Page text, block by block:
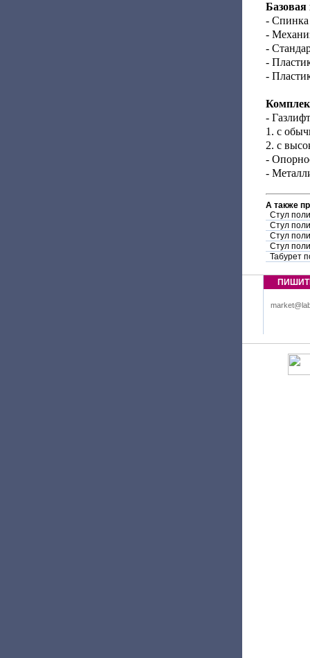
- Спинка
-
-
-
-
-
1. с
2. с
-
-
А также
Стул
Стул
Стул
Стул
Табурет